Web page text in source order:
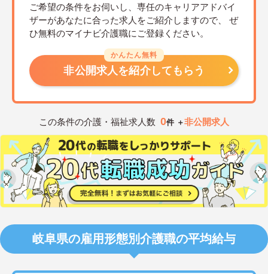
ご希望の条件をお伺いし、専任のキャリアアドバイ
ザーがあなたに合った求人をご紹介しますので、
ぜ
ひ無料のマイナビ介護職にご登録ください。
かんたん無料
非公開求人を紹介してもらう
この条件の介護・福祉求人数 0件 ＋非公開求人
岐阜県の雇用形態別介護職の平均給与